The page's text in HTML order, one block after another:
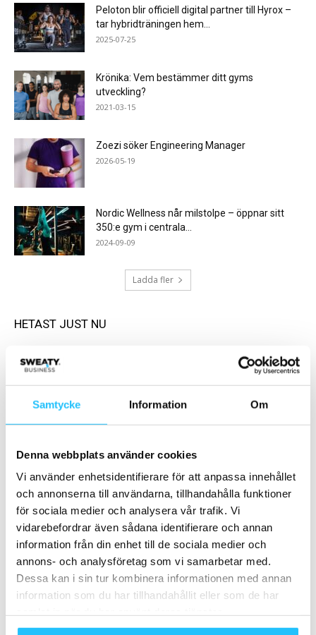
Samtycke Information Om
Denna webbplats använder cookies
Vi använder enhetsidentifierare för att anpassa innehållet
och annonserna till användarna, tillhandahålla funktioner
för sociala medier och analysera vår trafik. Vi
vidarebefordrar även sådana identifierare och annan
information från din enhet till de sociala medier och
annons- och analysföretag som vi samarbetar med.
Dessa kan i sin tur kombinera informationen med annan
information som du har tillhandahållit eller som de har
Peloton blir officiell digital partner till Hyrox –
tar hybridträningen hem...
2025-07-25
Krönika: Vem bestämmer ditt gyms
utveckling?
2021-03-15
Zoezi söker Engineering Manager
2026-05-19
Nordic Wellness når milstolpe – öppnar sitt
350:e gym i centrala...
2024-09-09
Ladda fler
HETAST JUST NU
Phillip Mills: #vadegrejen med
#sweatybusinesspod avsnitt
40
Tips från Foodbox: När mat blir
Business
SATS väljer Life Fitness och
Hammerstrength
Business
Actic stuvar om i
organisationen och planerar